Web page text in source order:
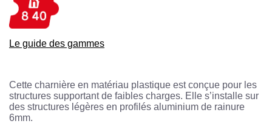
Le guide des gammes
Cette charnière en matériau plastique est conçue pour les
structures supportant de faibles charges. Elle s’installe sur
des structures légères en profilés aluminium de rainure
6mm.